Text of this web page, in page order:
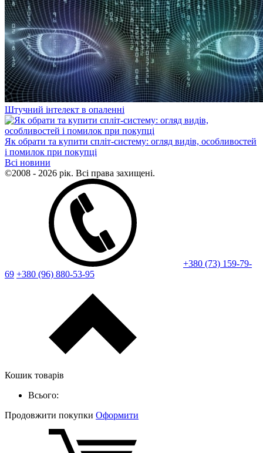
Штучний інтелект в опаленні
Як обрати та купити спліт-систему: огляд видів, особливостей
і помилок при покупці
Всі новини
©2008 - 2026 рік. Всі права захищені.
+380 (73) 159-79-
69 +380 (96) 880-53-95
Кошик товарів
Всього:
Продовжити покупки Оформити